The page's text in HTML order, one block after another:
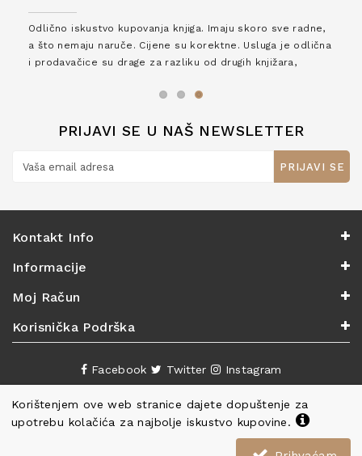
Korištenjem ove web stranice dajete dopuštenje za
upotrebu kolačića za najbolje iskustvo kupovine.
Odlično iskustvo kupovanja knjiga. Imaju skoro sve radne,
a što nemaju naruče. Cijene su korektne. Usluga je odlična
i prodavačice su drage za razliku od drugih knjižara,
PRIJAVI SE U NAŠ NEWSLETTER
PRIJAVI SE
Kontakt Info
Informacije
Moj Račun
Korisnička Podrška
Facebook Twitter Instagram